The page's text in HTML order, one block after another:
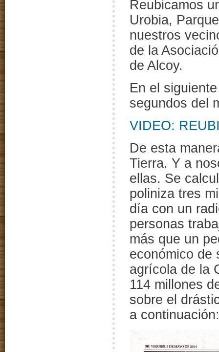
Reubicamos
Urobia,
nuestros
de la
de Alcoy.
En el
segundos del
VIDEO:
De esta
Tierra. Y a
ellas. Se
poliniza tres
día con un
personas
más que un
económico de
agrícola de la
114 millones
sobre el
a continuación: